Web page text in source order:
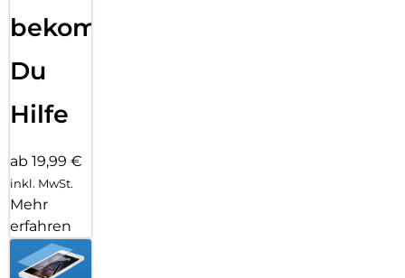
bekommst
Du
Hilfe
ab 19,99 €
inkl. MwSt.
Mehr
erfahren